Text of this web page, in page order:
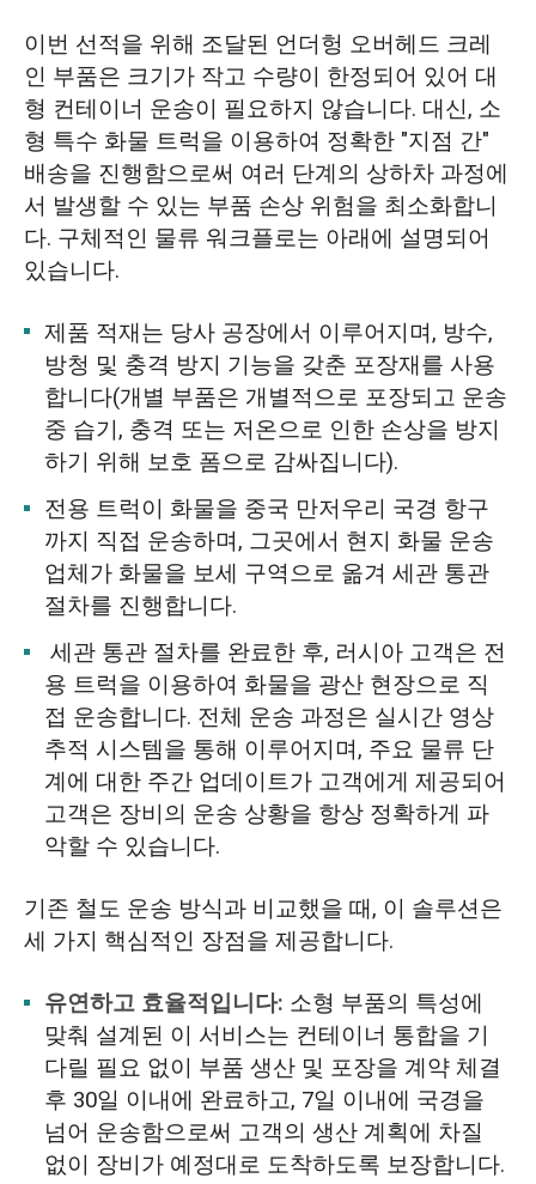
이번 선적을 위해 조달된 언더헝 오버헤드 크레
인 부품은 크기가 작고 수량이 한정되어 있어 대
형 컨테이너 운송이 필요하지 않습니다. 대신, 소
형 특수 화물 트럭을 이용하여 정확한 "지점 간"
배송을 진행함으로써 여러 단계의 상하차 과정에
서 발생할 수 있는 부품 손상 위험을 최소화합니
다. 구체적인 물류 워크플로는 아래에 설명되어
있습니다.
제품 적재는 당사 공장에서 이루어지며, 방수,
방청 및 충격 방지 기능을 갖춘 포장재를 사용
합니다(개별 부품은 개별적으로 포장되고 운송
중 습기, 충격 또는 저온으로 인한 손상을 방지
하기 위해 보호 폼으로 감싸집니다).
전용 트럭이 화물을 중국 만저우리 국경 항구
까지 직접 운송하며, 그곳에서 현지 화물 운송
업체가 화물을 보세 구역으로 옮겨 세관 통관
절차를 진행합니다.
세관 통관 절차를 완료한 후, 러시아 고객은 전
용 트럭을 이용하여 화물을 광산 현장으로 직
접 운송합니다. 전체 운송 과정은 실시간 영상
추적 시스템을 통해 이루어지며, 주요 물류 단
계에 대한 주간 업데이트가 고객에게 제공되어
고객은 장비의 운송 상황을 항상 정확하게 파
악할 수 있습니다.
기존 철도 운송 방식과 비교했을 때, 이 솔루션은
세 가지 핵심적인 장점을 제공합니다.
유연하고 효율적입니다: 소형 부품의 특성에
맞춰 설계된 이 서비스는 컨테이너 통합을 기
다릴 필요 없이 부품 생산 및 포장을 계약 체결
후 30일 이내에 완료하고, 7일 이내에 국경을
넘어 운송함으로써 고객의 생산 계획에 차질
없이 장비가 예정대로 도착하도록 보장합니다.